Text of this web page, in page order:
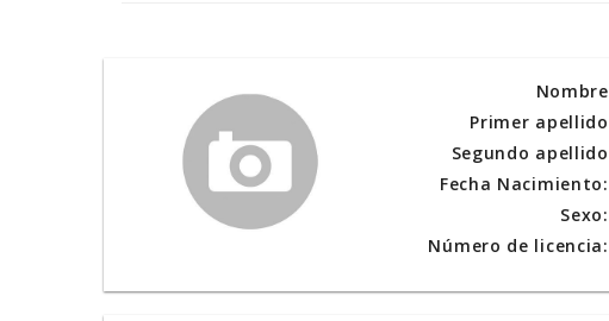
Nombre
Primer apellido
Segundo apellido
Fecha Nacimiento:
Sexo:
Número de licencia: